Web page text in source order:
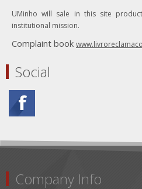
UMinho will sale in this site
institutional mission.
Complaint book
Social
Company Info